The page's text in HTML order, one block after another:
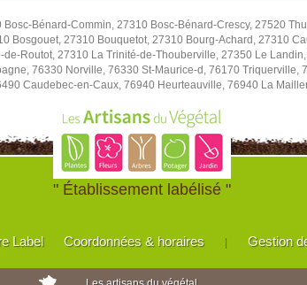
Bosc-Bénard-Commin, 27310 Bosc-Bénard-Crescy, 27520
Bosgouet, 27310 Bouquetot, 27310 Bourg-Achard, 27310
Routot, 27310 La Trinité-de-Thouberville, 27350 Le
76330 Norville, 76330 St-Maurice-d, 76170 Triquerville,
Caudebec-en-Caux, 76940 Heurteauville, 76940 La
" Établissement labélisé "
Label Coordonnées & horaires Gestion